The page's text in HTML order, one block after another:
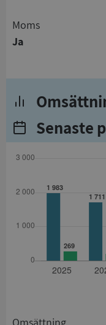
Moms
Ja
Senaste
Omsättning